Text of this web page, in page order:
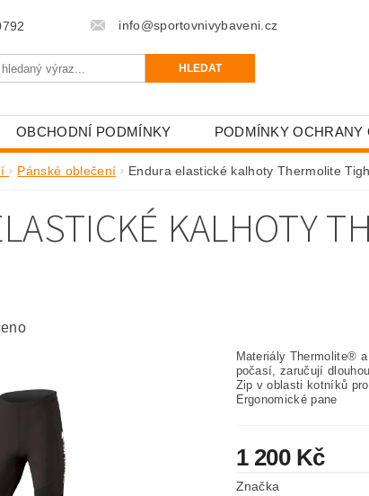
info@sportovnivybaveni.cz
OBCHODNÍ PODMÍNKY PODMÍNKY OCHRANY
Pánské oblečení Endura elastické kalhoty Thermolite
KALHOTY
Materiály Thermolite®
počasí, zaručují
Zip v oblasti kotníků
Ergonomické pane
1 200 Kč
Značka